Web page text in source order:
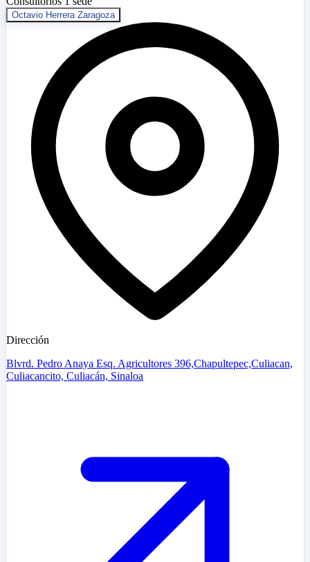
Octavio Herrera Zaragoza
Dirección
Blvrd. Pedro Anaya Esq. Agricultores 396,Chapultepec,Culiacan,
Culiacancito, Culiacán, Sinaloa